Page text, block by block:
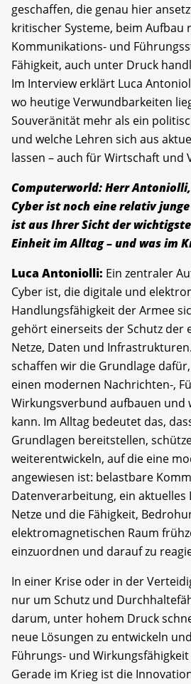
geschaffen, die genau hier
kritischer Systeme, beim Aufbau
Kommunikations- und
Fähigkeit, auch unter Druck
Im Interview erklärt Luca
wo heutige Verwundbarkeiten
Souveränität mehr als ein
und welche Lehren sich aus
lassen – auch für Wirtschaft und
Computerworld: Herr
Cyber ist noch eine relativ
ist aus Ihrer Sicht der
Einheit im Alltag – und was im
Luca Antoniolli: Ein zentraler
Cyber ist, die digitale und
Handlungsfähigkeit der Armee
gehört einerseits der Schutz der
Netze, Daten und
schaffen wir die Grundlage
einen modernen Nachrichten-,
Wirkungsverbund aufbauen und
kann. Im Alltag bedeutet das,
Grundlagen bereitstellen,
weiterentwickeln, auf die eine
angewiesen ist: belastbare
Datenverarbeitung, ein ­aktuelles
Netze und die ­Fähigkeit,
elektromagnetischen Raum
einzuordnen und darauf zu
In einer Krise oder in der
nur um Schutz und
darum, unter hohem Druck
neue Lösungen zu entwickeln
Führungs- und
Gerade im Krieg ist die